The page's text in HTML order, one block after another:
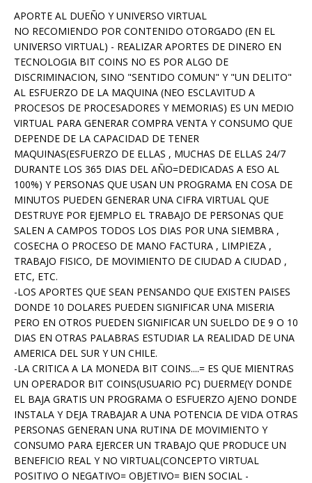
APORTE AL DUEÑO Y UNIVERSO VIRTUAL
NO RECOMIENDO POR CONTENIDO OTORGADO (EN EL
UNIVERSO VIRTUAL) - REALIZAR APORTES DE DINERO EN
TECNOLOGIA BIT COINS NO ES POR ALGO DE
DISCRIMINACION, SINO "SENTIDO COMUN" Y "UN DELITO"
AL ESFUERZO DE LA MAQUINA (NEO ESCLAVITUD A
PROCESOS DE PROCESADORES Y MEMORIAS) ES UN MEDIO
VIRTUAL PARA GENERAR COMPRA VENTA Y CONSUMO QUE
DEPENDE DE LA CAPACIDAD DE TENER
MAQUINAS(ESFUERZO DE ELLAS , MUCHAS DE ELLAS 24/7
DURANTE LOS 365 DIAS DEL AÑO=DEDICADAS A ESO AL
100%) Y PERSONAS QUE USAN UN PROGRAMA EN COSA DE
MINUTOS PUEDEN GENERAR UNA CIFRA VIRTUAL QUE
DESTRUYE POR EJEMPLO EL TRABAJO DE PERSONAS QUE
SALEN A CAMPOS TODOS LOS DIAS POR UNA SIEMBRA ,
COSECHA O PROCESO DE MANO FACTURA , LIMPIEZA ,
TRABAJO FISICO, DE MOVIMIENTO DE CIUDAD A CIUDAD ,
ETC, ETC.
-LOS APORTES QUE SEAN PENSANDO QUE EXISTEN PAISES
DONDE 10 DOLARES PUEDEN SIGNIFICAR UNA MISERIA
PERO EN OTROS PUEDEN SIGNIFICAR UN SUELDO DE 9 O 10
DIAS EN OTRAS PALABRAS ESTUDIAR LA REALIDAD DE UNA
AMERICA DEL SUR Y UN CHILE.
-LA CRITICA A LA MONEDA BIT COINS....= ES QUE MIENTRAS
UN OPERADOR BIT COINS(USUARIO PC) DUERME(Y DONDE
EL BAJA GRATIS UN PROGRAMA O ESFUERZO AJENO DONDE
INSTALA Y DEJA TRABAJAR A UNA POTENCIA DE VIDA OTRAS
PERSONAS GENERAN UNA RUTINA DE MOVIMIENTO Y
CONSUMO PARA EJERCER UN TRABAJO QUE PRODUCE UN
BENEFICIO REAL Y NO VIRTUAL(CONCEPTO VIRTUAL
POSITIVO O NEGATIVO= OBJETIVO= BIEN SOCIAL -